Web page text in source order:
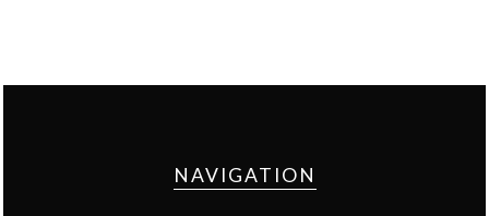
NAVIGATION